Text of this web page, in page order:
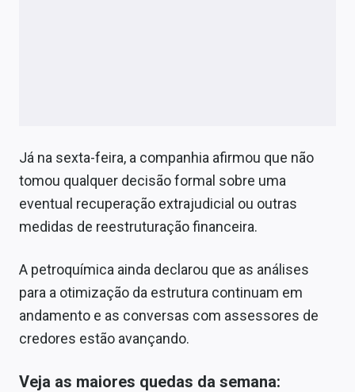
Já na sexta-feira, a companhia afirmou que não
tomou qualquer decisão formal sobre uma
eventual recuperação extrajudicial ou outras
medidas de reestruturação financeira.
A petroquímica ainda declarou que as análises
para a otimização da estrutura continuam em
andamento e as conversas com assessores de
credores estão avançando.
Veja as maiores quedas da semana: